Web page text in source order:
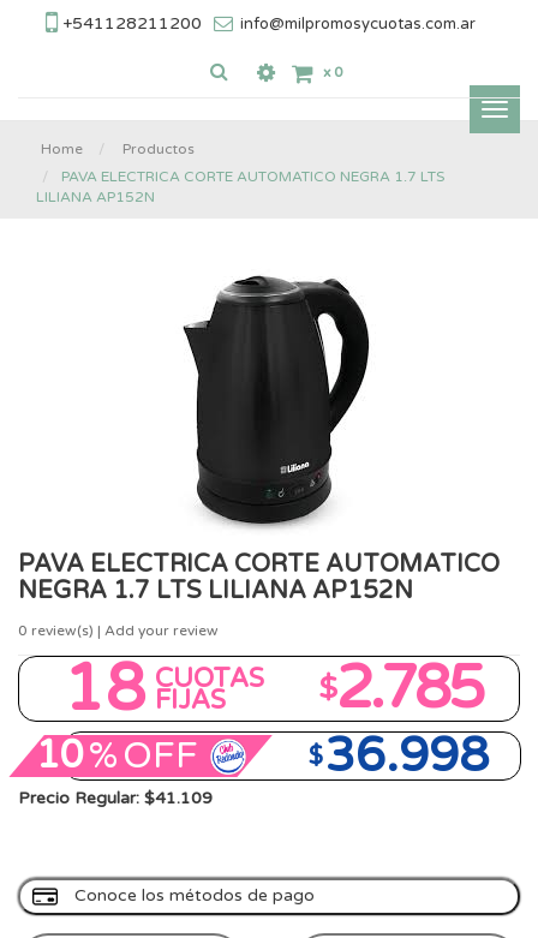
+541128211200 info@milpromosycuotas.com.ar
x 0
Home
Productos
PAVA ELECTRICA CORTE AUTOMATICO NEGRA 1.7 LTS
LILIANA AP152N
PAVA ELECTRICA CORTE AUTOMATICO
NEGRA 1.7 LTS LILIANA AP152N
0 review(s) | Add your review
18 CUOTAS
FIJAS $2.785
10%OFF $36.998
Precio Regular: $41.109
Conoce los métodos de pago